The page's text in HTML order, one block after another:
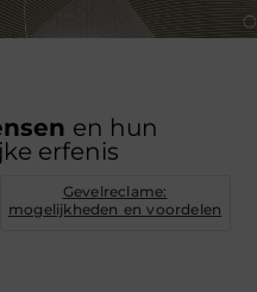
en hun
erfenis
Gevelreclame:
mogelijkheden en voordelen